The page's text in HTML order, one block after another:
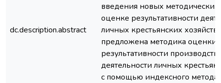
dc.description.abstract
введения новых
оценке результативности
личных крестьянских хозяйств.
предложена методика оценки
результативности
деятельности личных
с помощью индексного метода.